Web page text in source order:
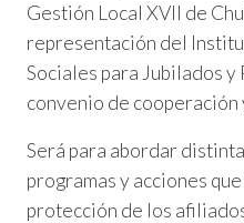
Gestión Local XVll de
representación del
Sociales para Jubilados y
convenio de
Será para abordar
programas y acciones
protección de los